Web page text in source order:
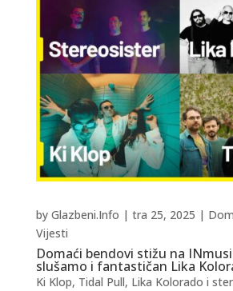
Domaći bendovi stižu na
slušamo i fantastičan Lika
by Glazbeni.Info | tra 25, 2025 |
Vijesti
Ki Klop, Tidal Pull, Lika Kolorado i